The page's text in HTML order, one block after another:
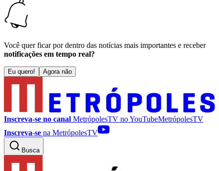
Você quer ficar por dentro das notícias mais importantes e receber
notificações em tempo real?
Eu quero! Agora não
Inscreva-se no canal MetrópolesTV noYouTubeMetrópolesTV
Inscreva-se na MetrópolesTV
Busca